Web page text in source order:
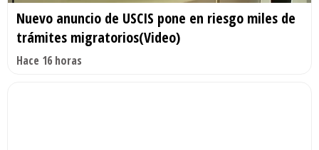
Nuevo anuncio de USCIS pone en riesgo miles de
trámites migratorios(Video)
Hace 16 horas